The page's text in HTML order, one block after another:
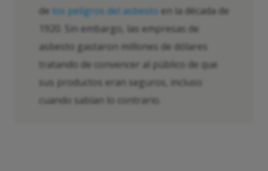
de los peligros del asbesto en la década de
1920. Sin embargo, las empresas de
asbesto gastaron millones de dólares
tratando de convencer al público de que
sus productos eran seguros, incluso
cuando sabían lo contrario.